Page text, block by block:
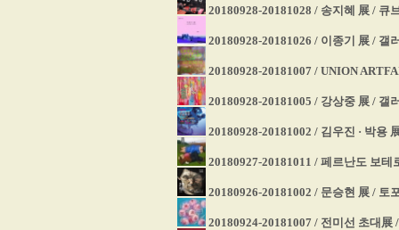
20180928-20181028 / 송지혜 展 / 큐
20180928-20181026 / 이종기 展 / 갤
20180928-20181007 / UNION
20180928-20181005 / 강상중 展 / 갤
20180928-20181002 / 김우진 · 박용
20180927-20181011 / 페르난도 보
20180926-20181002 / 문승현 展 / 토
20180924-20181007 / 전미선 초대